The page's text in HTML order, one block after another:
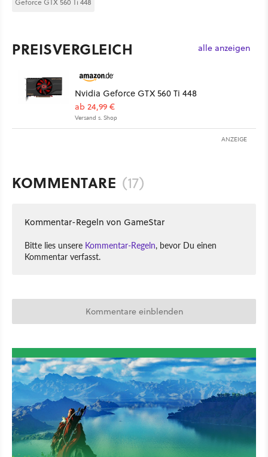
Geforce GTX 560 Ti 448
PREISVERGLEICH alle anzeigen
Nvidia Geforce GTX 560 Ti 448
ab 24,99 €
Versand s. Shop
ANZEIGE
KOMMENTARE (17)
Kommentar-Regeln von GameStar
Bitte lies unsere Kommentar-Regeln, bevor Du einen
Kommentar verfasst.
Kommentare einblenden